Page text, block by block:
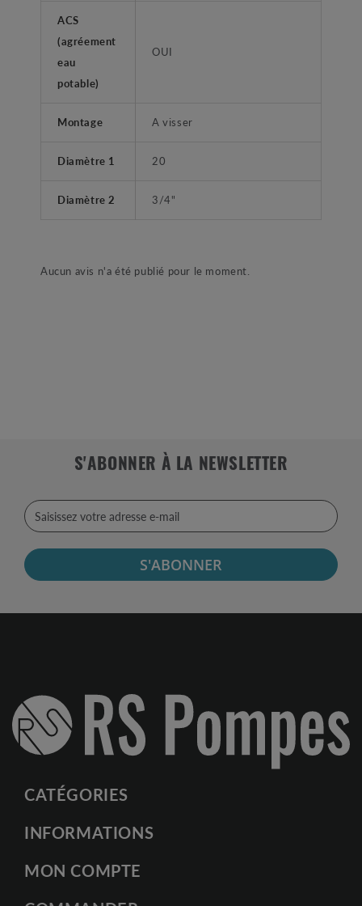
ACS
(agréement
eau
potable)
OUI
Montage A visser
Diamètre 1 20
Diamètre 2 3/4"
Aucun avis n'a été publié pour le moment.
S'ABONNER À LA NEWSLETTER
S'ABONNER
CATÉGORIES
INFORMATIONS
MON COMPTE